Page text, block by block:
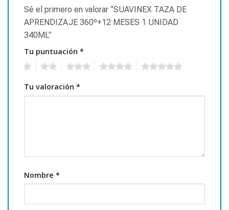
Sé el primero en valorar “SUAVINEX TAZA DE
APRENDIZAJE 360º+12 MESES 1 UNIDAD
340ML”
Tu puntuación *
Tu valoración *
Nombre *